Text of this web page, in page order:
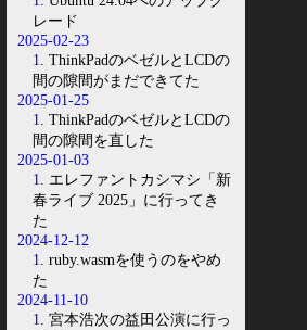
レード
2025-02-23
1
. ThinkPadのベゼルとLCDの
間の隙間がまだできてた
2025-01-25
1
. ThinkPadのベゼルとLCDの
間の隙間を直した
2025-01-03
1
. エレファントカシマシ「新
春ライブ 2025」に行ってき
た
2024-12-12
1
. ruby.wasmを使うのをやめ
た
2024-11-10
1
. 宮本浩次の益田公演に行っ